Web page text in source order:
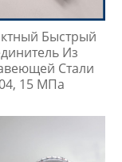
Быстрый
Из
Стали
15 МПа